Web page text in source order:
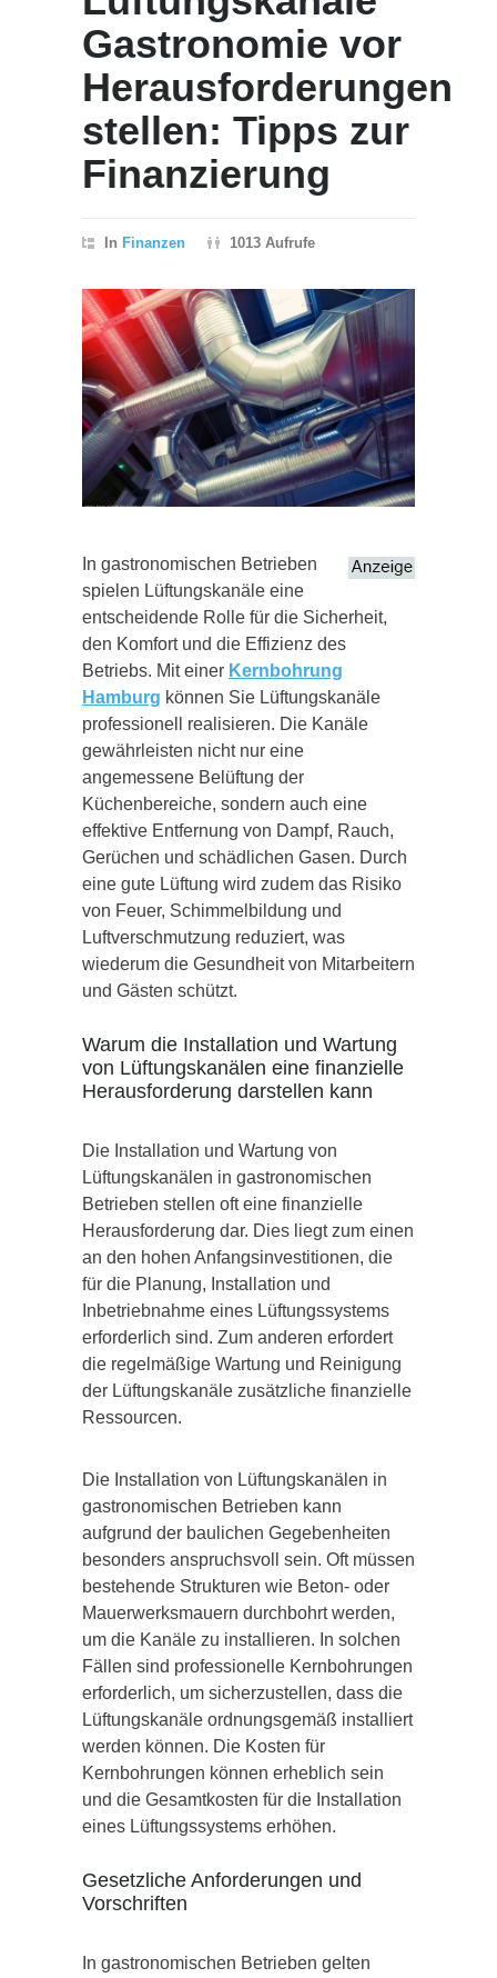
Gastronomie vor
Herausforderungen
stellen: Tipps zur
Finanzierung
In Finanzen 1013 Aufrufe
In gastronomischen Betrieben
spielen Lüftungskanäle eine
entscheidende Rolle für die Sicherheit,
den Komfort und die Effizienz des
Betriebs. Mit einer Kernbohrung
Hamburg können Sie Lüftungskanäle
professionell realisieren. Die Kanäle
gewährleisten nicht nur eine
angemessene Belüftung der
Küchenbereiche, sondern auch eine
effektive Entfernung von Dampf, Rauch,
Gerüchen und schädlichen Gasen. Durch
eine gute Lüftung wird zudem das Risiko
von Feuer, Schimmelbildung und
Luftverschmutzung reduziert, was
wiederum die Gesundheit von Mitarbeitern
und Gästen schützt.
Warum die Installation und Wartung
von Lüftungskanälen eine finanzielle
Herausforderung darstellen kann
Die Installation und Wartung von
Lüftungskanälen in gastronomischen
Betrieben stellen oft eine finanzielle
Herausforderung dar. Dies liegt zum einen
an den hohen Anfangsinvestitionen, die
für die Planung, Installation und
Inbetriebnahme eines Lüftungssystems
erforderlich sind. Zum anderen erfordert
die regelmäßige Wartung und Reinigung
der Lüftungskanäle zusätzliche finanzielle
Ressourcen.
Die Installation von Lüftungskanälen in
gastronomischen Betrieben kann
aufgrund der baulichen Gegebenheiten
besonders anspruchsvoll sein. Oft müssen
bestehende Strukturen wie Beton- oder
Mauerwerksmauern durchbohrt werden,
um die Kanäle zu installieren. In solchen
Fällen sind professionelle Kernbohrungen
erforderlich, um sicherzustellen, dass die
Lüftungskanäle ordnungsgemäß installiert
werden können. Die Kosten für
Kernbohrungen können erheblich sein
und die Gesamtkosten für die Installation
eines Lüftungssystems erhöhen.
Gesetzliche Anforderungen und
Vorschriften
In gastronomischen Betrieben gelten